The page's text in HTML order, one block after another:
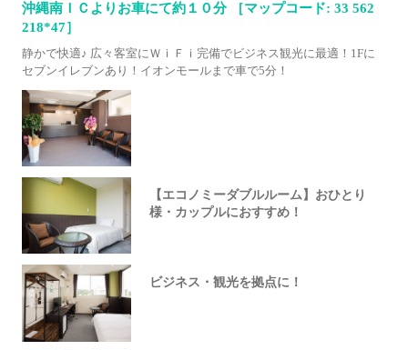
沖縄南ＩＣよりお車にて約１０分 ［マップコード: 33 562
218*47］
静かで快適♪ 広々客室にＷｉＦｉ完備でビジネス観光に最適！1Fに
セブンイレブンあり！イオンモールまで車で5分！
【エコノミーダブルルーム】おひとり
様・カップルにおすすめ！
ビジネス・観光を拠点に！